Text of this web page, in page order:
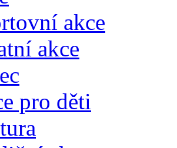
akce
akce
pro děti